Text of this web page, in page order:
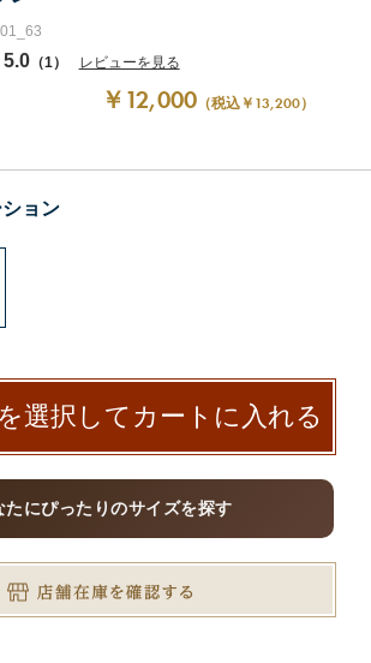
5.0（1） レビューを見る
￥12,000 （税込￥13,200）
ョン
選択してカートに入れる
たにぴったりのサイズを探す